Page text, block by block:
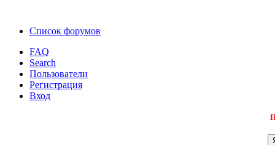
Список форумов
FAQ
Search
Пользователи
Регистрация
Вход